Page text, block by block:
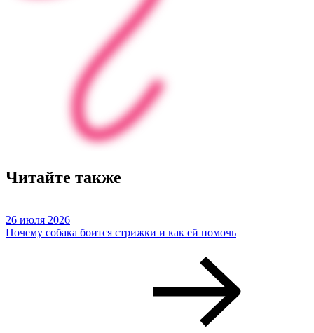
Читайте также
26 июля 2026
Почему собака боится стрижки и как ей помочь